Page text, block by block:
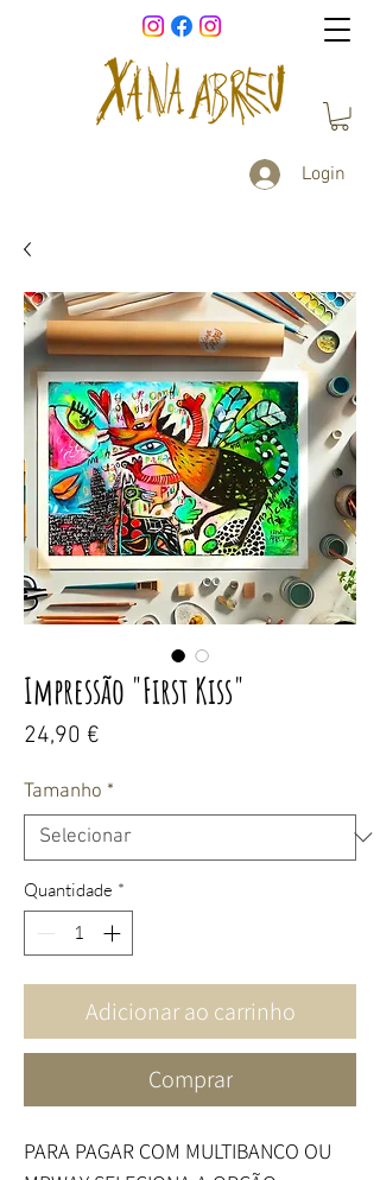
Login
Impressão "First Kiss"
24,90 €
Tamanho *
Quantidade *
Adicionar ao carrinho
Comprar
PARA PAGAR COM MULTIBANCO OU